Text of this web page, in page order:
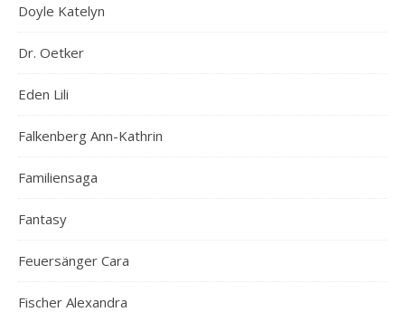
Doyle Katelyn
Dr. Oetker
Eden Lili
Falkenberg Ann-Kathrin
Familiensaga
Fantasy
Feuersänger Cara
Fischer Alexandra